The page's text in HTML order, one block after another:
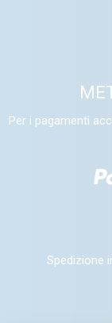
Per i pagamenti
Spedizione